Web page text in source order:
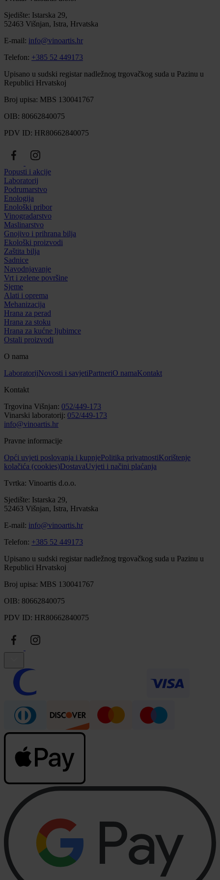
Sjedište: Istarska 29,
52463 Višnjan, Istra, Hrvatska
E-mail: info@vinoartis.hr
Telefon: +385 52 449173
Upisano u sudski registar nadležnog trgovačkog suda u Pazinu u
Republici Hrvatskoj
Broj upisa: MBS 130041767
OIB: 80662840075
PDV ID: HR80662840075
Popusti i akcije
Laboratorij
Podrumarstvo
Enologija
Enološki pribor
Vinogradarstvo
Maslinarstvo
Gnojivo i prihrana bilja
Ekološki proizvodi
Zaštita bilja
Sadnice
Navodnjavanje
Vrt i zelene površine
Sjeme
Alati i oprema
Mehanizacija
Hrana za perad
Hrana za stoku
Hrana za kućne ljubimce
Ostali proizvodi
O nama
LaboratorijNovosti i savjetiPartneriO namaKontakt
Kontakt
Trgovina Višnjan: 052/449-173
Vinarski laboratorij: 052/449-173
info@vinoartis.hr
Pravne informacije
Opći uvjeti poslovanja i kupnjePolitika privatnostiKorištenje
kolačića (cookies)DostavaUvjeti i načini plaćanja
Tvrtka: Vinoartis d.o.o.
Sjedište: Istarska 29,
52463 Višnjan, Istra, Hrvatska
E-mail: info@vinoartis.hr
Telefon: +385 52 449173
Upisano u sudski registar nadležnog trgovačkog suda u Pazinu u
Republici Hrvatskoj
Broj upisa: MBS 130041767
OIB: 80662840075
PDV ID: HR80662840075